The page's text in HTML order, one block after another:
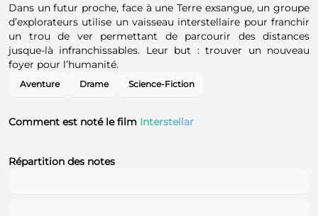
Dans un futur proche, face à une Terre exsangue, un groupe
d’explorateurs utilise un vaisseau interstellaire pour franchir
un trou de ver permettant de parcourir des distances
jusque‐là infranchissables. Leur but : trouver un nouveau
foyer pour l’humanité.
Aventure Drame Science-Fiction
Comment est noté le film Interstellar
Répartition des notes